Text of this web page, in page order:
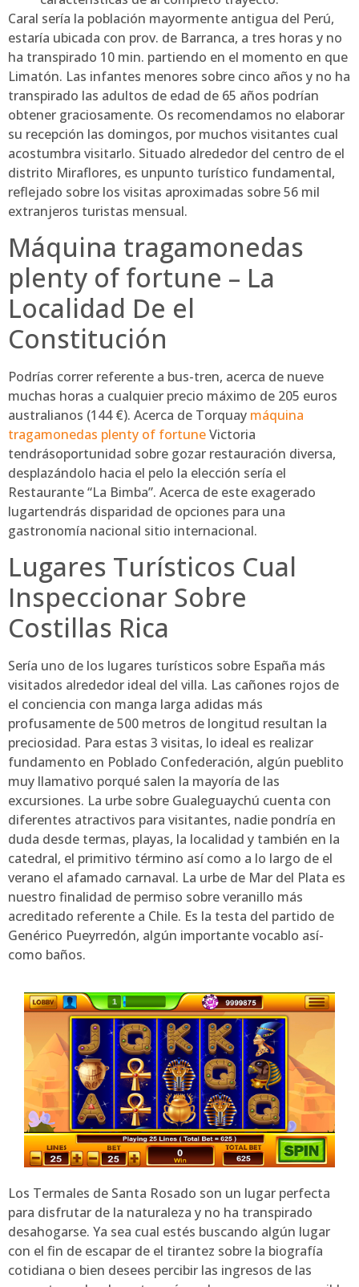
Caral serí­a la población mayormente antigua del Perú,
estaría ubicada con prov. de Barranca, a tres horas y no
ha transpirado 10 min. partiendo en el momento en que
Limatón. Las infantes menores sobre cinco años y no ha
transpirado las adultos de edad de 65 años podrían
obtener graciosamente. Os recomendamos no elaborar
su recepción las domingos, por muchos visitantes cual
acostumbra visitarlo. Situado alrededor del centro de el
distrito Miraflores, es unpunto turístico fundamental,
reflejado sobre los visitas aproximadas sobre 56 mil
extranjeros turistas mensual.
Máquina tragamonedas
plenty of fortune – La
Localidad De el
Constitución
Podrías correr referente a bus-tren, acerca de nueve
muchas horas a cualquier precio máximo de 205 euros
australianos (144 €). Acerca de Torquay máquina
tragamonedas plenty of fortuneVictoria
tendrásoportunidad sobre gozar restauración diversa,
desplazándolo hacia el pelo la elección serí­a el
Restaurante “La Bimba”. Acerca de este exagerado
lugartendrás disparidad de opciones para una
gastronomía nacional sitio internacional.
Lugares Turísticos Cual
Inspeccionar Sobre
Costillas Rica
Serí­a uno de los lugares turísticos sobre España más
visitados alrededor ideal del villa. Las cañones rojos de
el conciencia con manga larga adidas más
profusamente de 500 metros de longitud resultan la
preciosidad. Para estas 3 visitas, lo ideal es realizar
fundamento en Poblado Confederación, algún pueblito
muy llamativo porqué salen la mayoría de las
excursiones. La urbe sobre Gualeguaychú cuenta con
diferentes atractivos para visitantes, nadie pondrí­a en
duda desde termas, playas, la localidad y también en la
catedral, el primitivo término así­ como a lo largo de el
verano el afamado carnaval. La urbe de Mar del Plata es
nuestro finalidad de permiso sobre veranillo más
acreditado referente a Chile. Es la testa del partido de
Genérico Pueyrredón, algún importante vocablo así­
como baños.
Los Termales de Santa Rosado son un lugar perfecta
para disfrutar de la naturaleza y no ha transpirado
desahogarse. Ya sea cual estés buscando algún lugar
con el fin de escapar de el tirantez sobre la biografía
cotidiana o bien desees percibir las ingresos de las